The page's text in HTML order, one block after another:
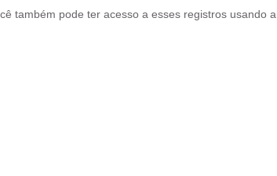
também pode ter acesso a esses registros usando a